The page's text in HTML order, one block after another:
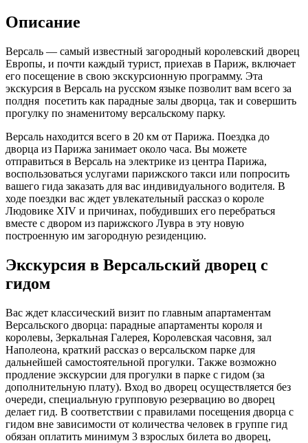
Описание
Версаль — самый известный загородный королевский дворец
Европы, и почти каждый турист, приехав в Париж, включает
его посещение в свою экскурсионную программу. Эта
экскурсия в Версаль на русском языке позволит вам всего за
полдня посетить как парадные залы дворца, так и совершить
прогулку по знаменитому версальскому парку.
Версаль находится всего в 20 км от Парижа. Поездка до
дворца из Парижа занимает около часа. Вы можете
отправиться в Версаль на электрике из центра Парижа,
воспользоваться услугами парижского такси или попросить
вашего гида заказать для вас индивидуального водителя. В
ходе поездки вас ждет увлекательный рассказ о короле
Людовике XIV и причинах, побудивших его перебраться
вместе с двором из парижского Лувра в эту новую
построенную им загородную резиденцию.
Экскурсия в Версальский дворец с
гидом
Вас ждет классический визит по главным апартаментам
Версальского дворца: парадные апартаменты короля и
королевы, Зеркальная Галерея, Королевская часовня, зал
Наполеона, краткий рассказ о версальском парке для
дальнейшей самостоятельной прогулки. Также возможно
продление экскурсии для прогулки в парке с гидом (за
дополнительную плату). Вход во дворец осуществляется без
очереди, специальную групповую резервацию во дворец
делает гид. В соответствии с правилами посещения дворца с
гидом вне зависимости от количества человек в группе гид
обязан оплатить минимум 3 взрослых билета во дворец,